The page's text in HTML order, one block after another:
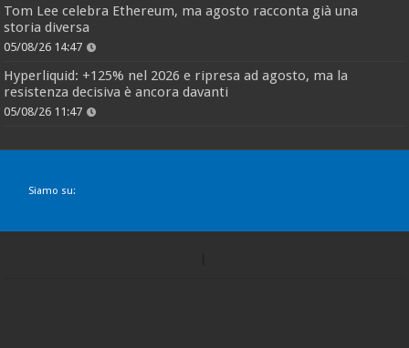
Tom Lee celebra Ethereum, ma agosto racconta già una
storia diversa
05/08/26 14:47
Hyperliquid: +125% nel 2026 e ripresa ad agosto, ma la
resistenza decisiva è ancora davanti
05/08/26 11:47
Siamo su: